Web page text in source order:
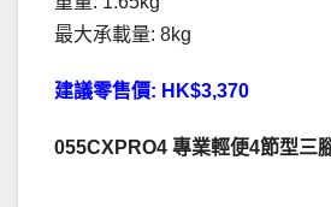
最大承載量: 8kg
建議零售價: HK$3,370
055CXPRO4 專業輕便4節型三